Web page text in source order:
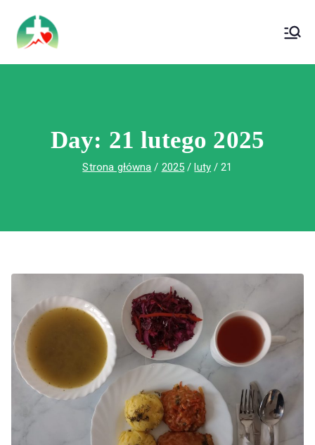
treści
Wojewódzki Szpital Specjalistyczny im.
Św. Rafała w Czerwonej Górze
Day: 21 lutego 2025
Strona główna 2025 luty 21